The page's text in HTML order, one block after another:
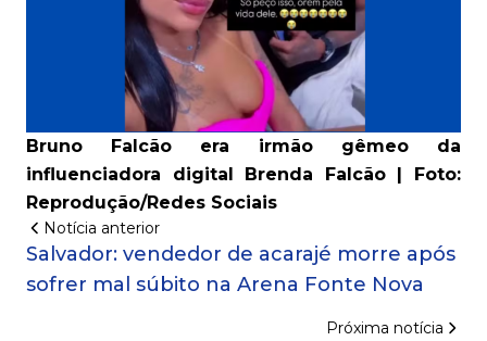
Bruno Falcão era irmão gêmeo da
influenciadora digital Brenda Falcão | Foto:
Reprodução/Redes Sociais
Notícia anterior
Salvador: vendedor de acarajé morre após
sofrer mal súbito na Arena Fonte Nova
Próxima notícia